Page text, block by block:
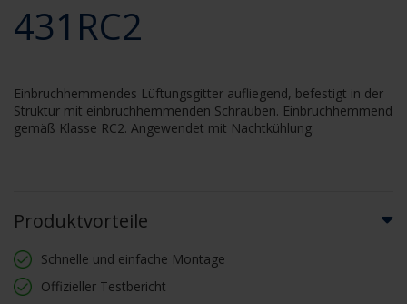
431RC2
Einbruchhemmendes Lüftungsgitter aufliegend, befestigt in der
Struktur mit einbruchhemmenden Schrauben. Einbruchhemmend
gemäß Klasse RC2. Angewendet mit Nachtkühlung.
Produktvorteile
Schnelle und einfache Montage
Offizieller Testbericht